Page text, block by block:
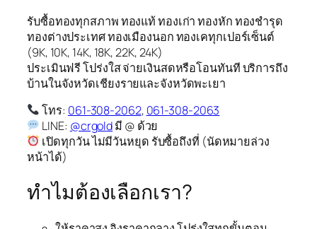
รับซื้อทองทุกสภาพ ทองแท้ ทองเก่า ทองหัก ทองชำรุด
ทองต่างประเทศ ทองเมืองนอก ทองเคทุกเปอร์เซ็นต์
(9K, 10K, 14K, 18K, 22K, 24K)
ประเมินฟรี โปร่งใส จ่ายเงินสดหรือโอนทันที บริการถึง
บ้านในจังหวัดเชียงรายและจังหวัดพะเยา
โทร: 061-308-2062, 061-308-2063
LINE: @crgoldมี @ ด้วย
เปิดทุกวัน ไม่มีวันหยุด รับซื้อถึงที่ (นัดหมายล่วง
หน้าได้)
ทำไมต้องเลือกเรา?